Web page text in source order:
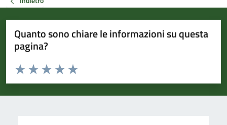
Quanto sono chiare le informazioni su questa
pagina?
Valuta da 1 a 5 stelle la pagina
Valuta 5 stelle su 5
Valuta 4 stelle su 5
Valuta 3 stelle su 5
Valuta 2 stelle su 5
Valuta 1 stelle su 5